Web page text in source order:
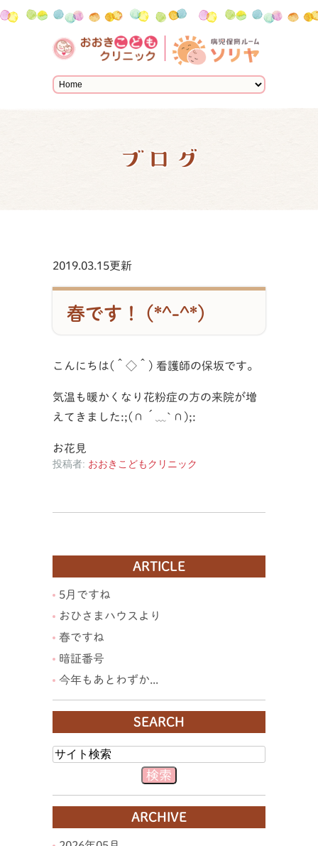
ブログ
2019.03.15更新
春です！ (*^-^*)
こんにちは(＾◇＾) 看護師の保坂です。
気温も暖かくなり花粉症の方の来院が増
えてきました:;(∩´﹏`∩);:
お花見
投稿者: おおきこどもクリニック
ARTICLE
5月ですね
おひさまハウスより
春ですね
暗証番号
今年もあとわずか...
SEARCH
ARCHIVE